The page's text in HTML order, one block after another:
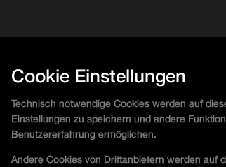
Garten w/
w/ @medea__music
The Ultimate Daytime Party Series:
outdoor experience before our regular club
Cookie Einstellungen
Technisch notwendige Cookies werden auf
Einstellungen zu speichern und andere
Benutzererfahrung ermöglichen.
Andere Cookies von Drittanbietern werden auf